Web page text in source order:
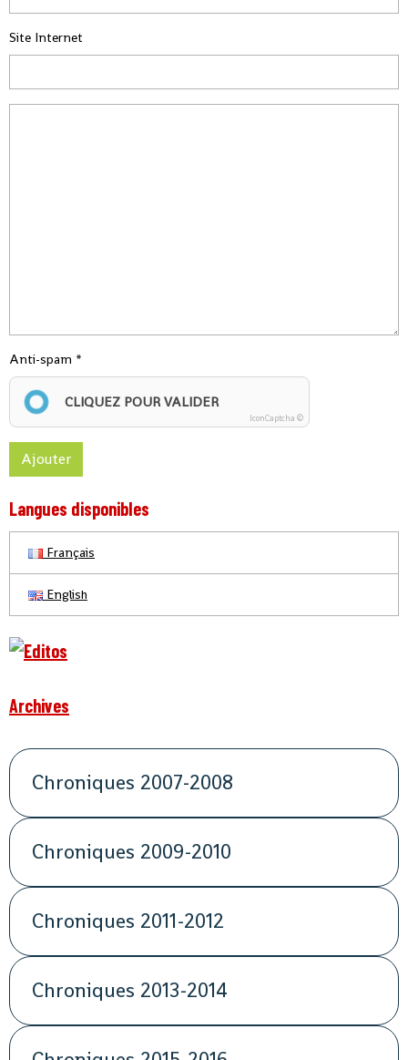
Site Internet
Anti-spam
CLIQUEZ POUR VALIDER
IconCaptcha ©
Ajouter
Langues disponibles
Français
English
Archives
Chroniques 2007-2008
Chroniques 2009-2010
Chroniques 2011-2012
Chroniques 2013-2014